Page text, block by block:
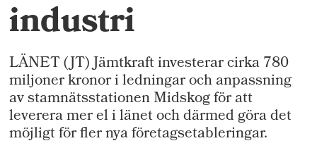
industri
LÄNET (JT) Jämtkraft investerar cirka 780
miljoner kronor i ledningar och anpassning
av stamnätsstationen Midskog för att
leverera mer el i länet och därmed göra det
möjligt för fler nya företagsetableringar.